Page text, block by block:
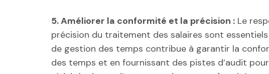
5. Améliorer la conformité et la précision : Le
précision du traitement des salaires sont
de gestion des temps contribue à garantir la
des temps et en fournissant des pistes d’audit